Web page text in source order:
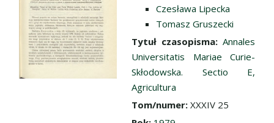
Czesława Lipecka
Tomasz Gruszecki
Tytuł czasopisma: Annales
Universitatis Mariae Curie-
Skłodowska. Sectio E,
Agricultura
Tom/numer: XXXIV 25